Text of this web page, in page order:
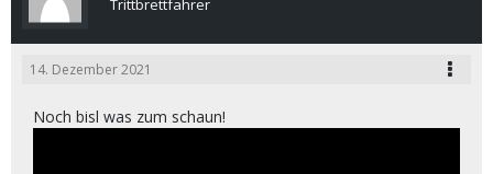
Trittbrettfahrer
14. Dezember 2021
Noch bisl was zum schaun!